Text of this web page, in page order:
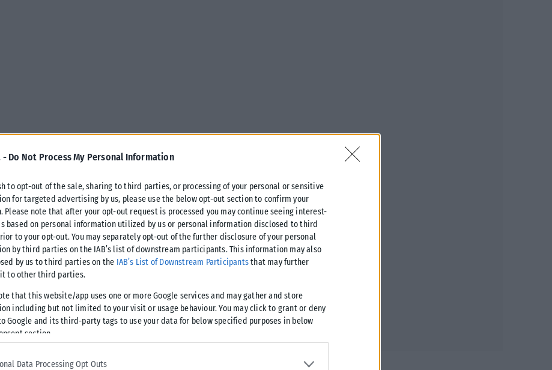
- Do Not Process My Personal Information
to opt-out of the sale, sharing to third parties, or processing of your personal or sensitive
for targeted advertising by us, please use the below opt-out section to confirm your
Please note that after your opt-out request is processed you may continue seeing interest-
based on personal information utilized by us or personal information disclosed to third
to your opt-out. You may separately opt-out of the further disclosure of your personal
by third parties on the IAB’s list of downstream participants. This information may also
by us to third parties on the IAB’s List of Downstream Participantsthat may further
to other third parties.
that this website/app uses one or more Google services and may gather and store
including but not limited to your visit or usage behaviour. You may click to grant or deny
Google and its third-party tags to use your data for below specified purposes in below
section.
Data Processing Opt Outs